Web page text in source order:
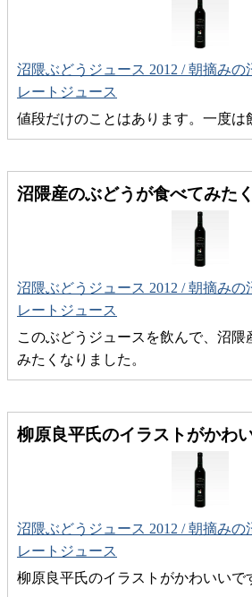
沼隈ぶどうジュース 2012 / 朝摘みの
レートジュース
値段だけのことはあります。一度は
沼隈産のぶどうが食べてみた
沼隈ぶどうジュース 2012 / 朝摘みの
レートジュース
このぶどうジュースを飲んで、沼隈
みたくなりました。
柳原良平氏のイラストがかわ
沼隈ぶどうジュース 2012 / 朝摘みの
レートジュース
柳原良平氏のイラストがかわいいで